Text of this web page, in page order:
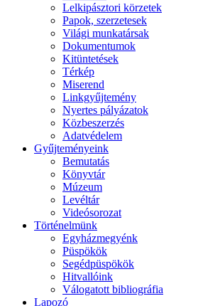
Lelkipásztori körzetek
Papok, szerzetesek
Világi munkatársak
Dokumentumok
Kitüntetések
Térkép
Miserend
Linkgyűjtemény
Nyertes pályázatok
Közbeszerzés
Adatvédelem
Gyűjteményeink
Bemutatás
Könyvtár
Múzeum
Levéltár
Videósorozat
Történelmünk
Egyházmegyénk
Püspökök
Segédpüspökök
Hitvallóink
Válogatott bibliográfia
Lapozó